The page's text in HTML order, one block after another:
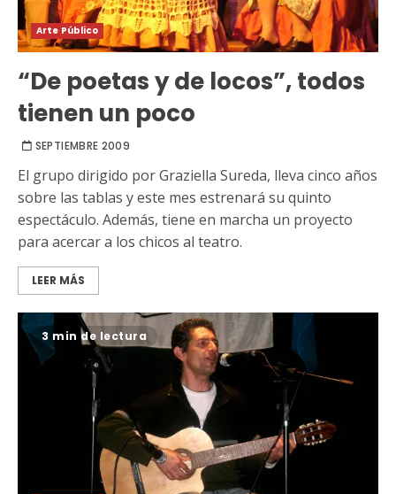
Arte Público
“De poetas y de locos”, todos
tienen un poco
SEPTIEMBRE 2009
El grupo dirigido por Graziella Sureda, lleva cinco años
sobre las tablas y este mes estrenará su quinto
espectáculo. Además, tiene en marcha un proyecto
para acercar a los chicos al teatro.
LEER MÁS
3 min de lectura